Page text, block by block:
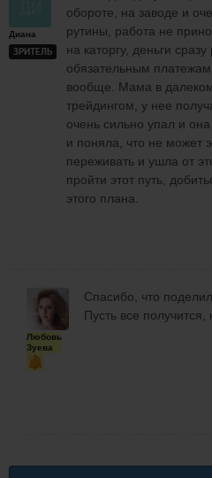
Диана
ЗРИТЕЛЬ
обороте, на заводе и
рутины, работа не
на каторгу, деньги
обязательным платежам
вообще. Мама в
трейдингом, у нее
очень сильно упал и
и поняла, что не может
переживать и ушла от
пройти этот путь,
этого плана.
Любовь
Зуева
Спасибо, что
Пусть все